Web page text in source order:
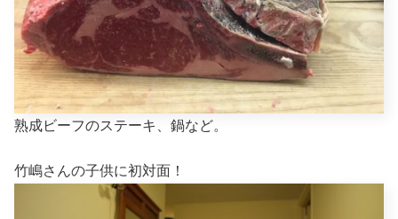
熟成ビーフのステーキ、鍋など。
竹嶋さんの子供に初対面！